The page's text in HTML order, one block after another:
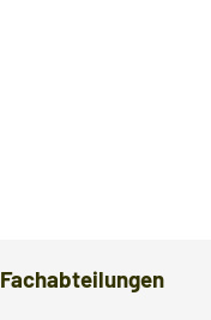
Fachabteilungen